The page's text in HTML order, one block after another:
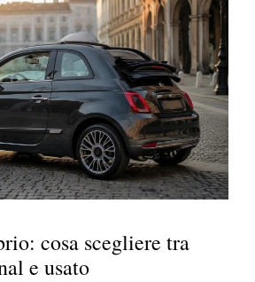
cosa scegliere tra
e usato